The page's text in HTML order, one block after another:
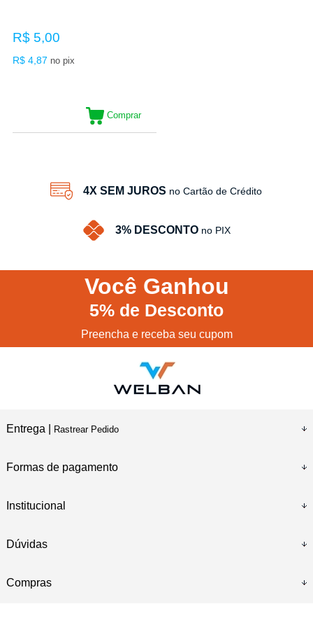
R$ 5,00
R$ 4,87 no pix
Comprar
4X SEM JUROS no Cartão de Crédito
3% DESCONTO no PIX
Você Ganhou
5% de Desconto
Preencha e receba seu cupom
Entrega | Rastrear Pedido
Formas de pagamento
Institucional
Dúvidas
Compras